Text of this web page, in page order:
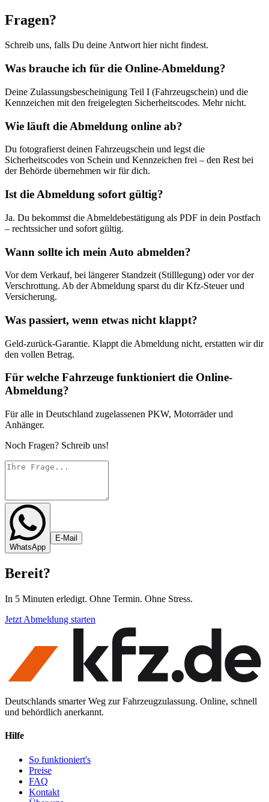
Fragen?
Schreib uns, falls Du deine Antwort hier nicht findest.
Was brauche ich für die Online-Abmeldung?
Deine Zulassungsbescheinigung Teil I (Fahrzeugschein) und die
Kennzeichen mit den freigelegten Sicherheitscodes. Mehr nicht.
Wie läuft die Abmeldung online ab?
Du fotografierst deinen Fahrzeugschein und legst die
Sicherheitscodes von Schein und Kennzeichen frei – den Rest bei
der Behörde übernehmen wir für dich.
Ist die Abmeldung sofort gültig?
Ja. Du bekommst die Abmeldebestätigung als PDF in dein Postfach
– rechtssicher und sofort gültig.
Wann sollte ich mein Auto abmelden?
Vor dem Verkauf, bei längerer Standzeit (Stilllegung) oder vor der
Verschrottung. Ab der Abmeldung sparst du dir Kfz-Steuer und
Versicherung.
Was passiert, wenn etwas nicht klappt?
Geld-zurück-Garantie. Klappt die Abmeldung nicht, erstatten wir dir
den vollen Betrag.
Für welche Fahrzeuge funktioniert die Online-
Abmeldung?
Für alle in Deutschland zugelassenen PKW, Motorräder und
Anhänger.
Noch Fragen? Schreib uns!
WhatsApp
E-Mail
Bereit?
In 5 Minuten erledigt. Ohne Termin. Ohne Stress.
Jetzt Abmeldung starten
Deutschlands smarter Weg zur Fahrzeugzulassung. Online, schnell
und behördlich anerkannt.
Hilfe
So funktioniert's
Preise
FAQ
Kontakt